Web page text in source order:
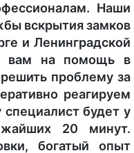
Наши
вскрытия замков
и Ленинградской
вам на помощь в
проблему за
реагируем
будет у
20 минут.
богатый опыт